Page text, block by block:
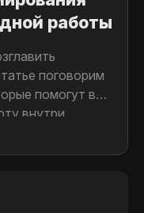
работы
поговорим
помогут вам
внутри